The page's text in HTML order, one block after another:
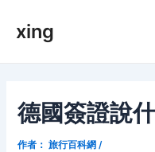
xing
德國簽證說
作者： 旅行百科網 /